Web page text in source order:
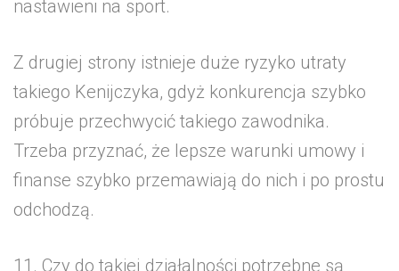
nastawieni na sport.
Z drugiej strony istnieje duże ryzyko utraty
takiego Kenijczyka, gdyż konkurencja szybko
próbuje przechwycić takiego zawodnika.
Trzeba przyznać, że lepsze warunki umowy i
finanse szybko przemawiają do nich i po prostu
odchodzą.
11. Czy do takiej działalności potrzebne są